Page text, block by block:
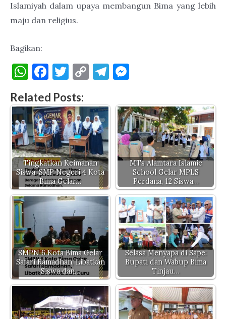
Islamiyah dalam upaya membangun Bima yang lebih
maju dan religius.
Bagikan:
W
at
s
A
p
p
F
a
c
e
b
o
o
k
T
it
te
r
C
p
y
Li
n
k
T
e
gr
m
se
n
g
er
Related Posts:
Tingkatkan Keimanan
Siswa, SMP Negeri 4 Kota
Bima Gelar…
MTs Alamtara Islamic
School Gelar MPLS
Perdana, 12 Siswa…
SMPN 6 Kota Bima Gelar
Safari Ramadhan, Libatkan
Siswa dan…
Selasa Menyapa di Sape:
Bupati dan Wabup Bima
Tinjau…